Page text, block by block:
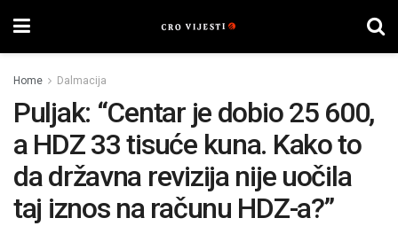
Home Dalmacija
Puljak: “Centar je dobio 25 600,
a HDZ 33 tisuće kuna. Kako to
da državna revizija nije uočila
taj iznos na računu HDZ-a?”